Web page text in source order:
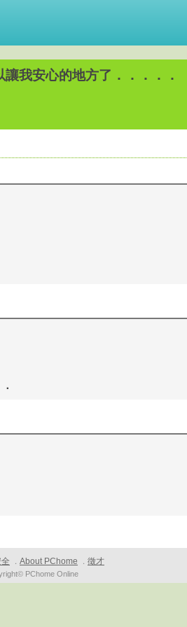
讓我安心的地方了．．．．．
． About PChome ． 徵才
PChome Online